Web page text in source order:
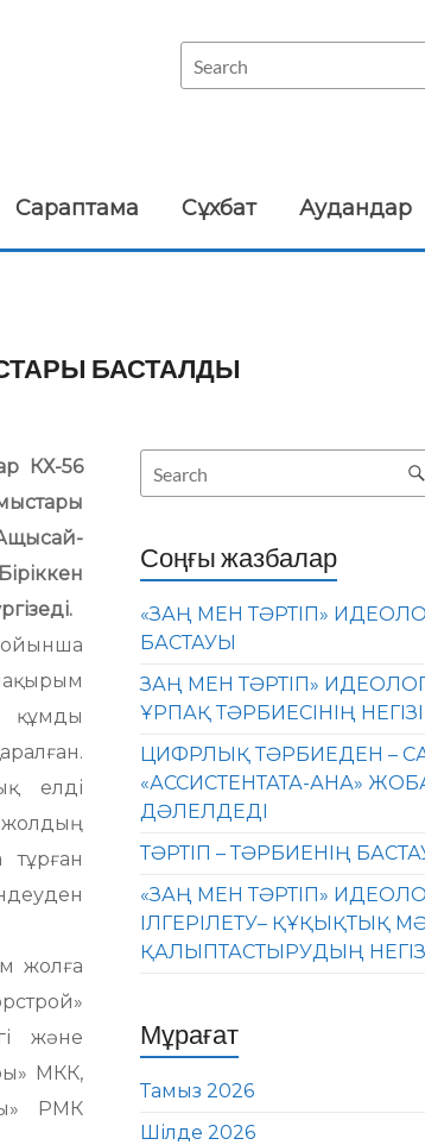
Сараптама Сұхбат Аудандар
БАСТАЛДЫ
КХ-56
құмды
елді
жолдың
жолға
және
МКК,
РМК
Соңғы жазбалар
«ЗАҢ МЕН ТӘРТІП»
БАСТАУЫ
ЗАҢ МЕН ТӘРТІП»
ҰРПАҚ ТӘРБИЕСІНІҢ НЕГІЗІ
ЦИФРЛЫҚ ТӘРБИЕДЕН –
«АССИСТЕНТАТА-АНА»
ДӘЛЕЛДЕДІ
ТӘРТІП – ТӘРБИЕНІҢ
«ЗАҢ МЕН ТӘРТІП»
ІЛГЕРІЛЕТУ– ҚҰҚЫҚТЫҚ
ҚАЛЫПТАСТЫРУДЫҢ
Мұрағат
Тамыз 2026
Шілде 2026